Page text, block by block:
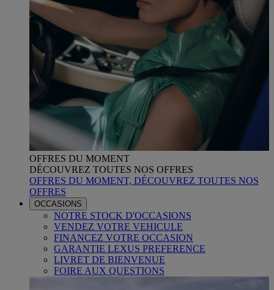
OFFRES DU MOMENT
DÉCOUVREZ TOUTES NOS OFFRES
OFFRES DU MOMENT, DÉCOUVREZ TOUTES NOS
OFFRES
OCCASIONS
NOTRE STOCK D'OCCASIONS
VENDEZ VOTRE VEHICULE
FINANCEZ VOTRE OCCASION
GARANTIE LEXUS PREFERENCE
LIVRET DE BIENVENUE
FOIRE AUX QUESTIONS